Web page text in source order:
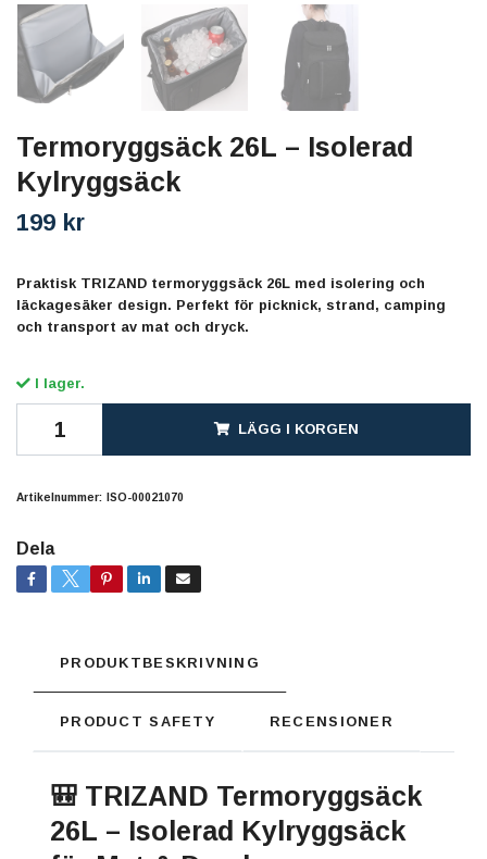
Termoryggsäck 26L – Isolerad
Kylryggsäck
199 kr
Praktisk TRIZAND termoryggsäck 26L med isolering och
läckagesäker design. Perfekt för picknick, strand, camping
och transport av mat och dryck.
I lager.
LÄGG I KORGEN
Artikelnummer: ISO-00021070
Dela
PRODUKTBESKRIVNING
PRODUCT SAFETY RECENSIONER
🎒 TRIZAND Termoryggsäck
26L – Isolerad Kylryggsäck